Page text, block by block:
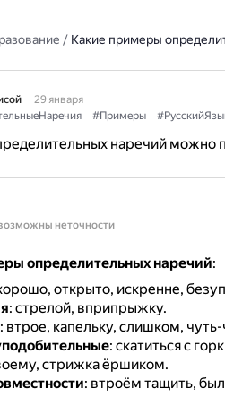
/ Какие примеры
29 января
#Примеры
наречий можно
неточности
определительных наречий:
открыто, искренне,
: стрелой, вприпрыжку.
: втрое, капельку, слишком, чуть-
: скатиться с
стрижка ёршиком.
: втроём тащить,